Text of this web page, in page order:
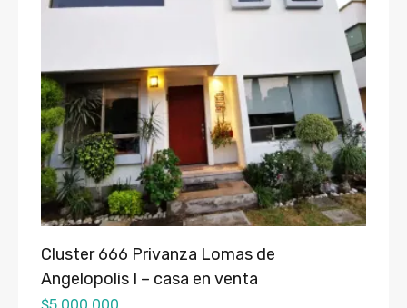
Cluster 666 Privanza Lomas de
Angelopolis I – casa en venta